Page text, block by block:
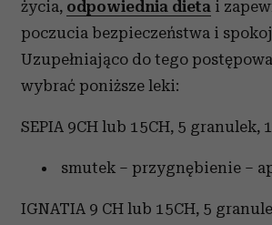
życia, odpowiednia dieta i
poczucia bezpieczeństwa i
Uzupełniająco do tego
wybrać poniższe leki:
SEPIA 9CH lub 15CH, 5 granulek,
smutek – przygnębienie –
IGNATIA 9 CH lub 15CH, 5